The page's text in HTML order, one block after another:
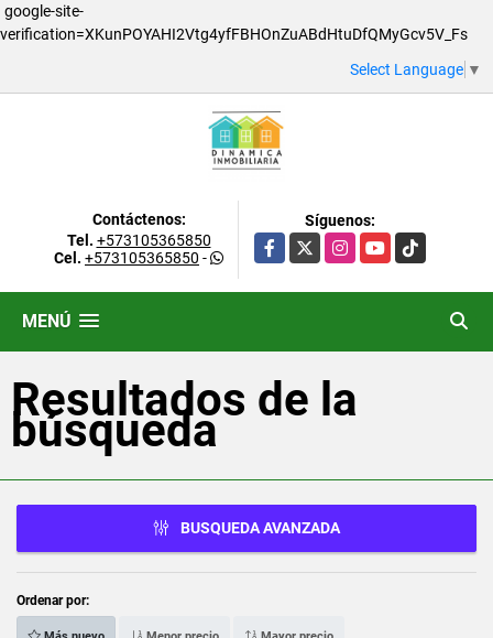
google-site-
verification=XKunPOYAHI2Vtg4yfFBHOnZuABdHtuDfQMyGcv5V_Fs
Select Language ▼
Contáctenos:
Tel. +573105365850
Cel. +573105365850 -
Síguenos:
Facebook
X InstagramYouTubeTikTok
MENÚ
Resultados de la
búsqueda
BUSQUEDA AVANZADA
Ordenar por: